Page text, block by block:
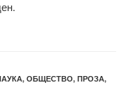
, ОБЩЕСТВО, ПРОЗА,